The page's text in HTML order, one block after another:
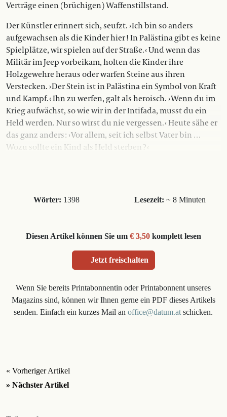
Verträge einen (brüchigen) Waffenstillstand.
Der Künstler erinnert sich, seufzt. › Ich bin so anders
aufgewachsen als die Kinder hier ! In Palästina gibt es keine
Spielplätze, wir spielen auf der Straße. ‹ Und wenn das
Militär im Jeep vorbeikam, holten die Kinder ihre
Holzgewehre heraus oder warfen Steine aus ihren
Verstecken. › Der Stein ist in Palästina ein Symbol von Kraft
und Kampf. ‹ Ihn zu werfen, galt als heroisch. › Wenn du im
Krieg aufwächst, so wie wir in der Intifada, musst du ein
Held werden. Nur so wirst du nie vergessen. ‹ Heute sähe er
das ganz anders : › Vor allem, seit ich selbst Vater bin …
Wozu sollte ein Kind als Held sterben ? ‹
Wörter: 1398 Lesezeit: ~ 8 Minuten
Diesen Artikel können Sie um € 3,50komplett lesen
Jetzt freischalten
Wenn Sie bereits Printabonnentin oder Printabonnent unseres
Magazins sind, können wir Ihnen gerne ein PDF dieses Artikels
senden. Einfach ein kurzes Mail anoffice@datum.at schicken.
« Vorheriger Artikel
» Nächster Artikel